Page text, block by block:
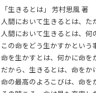
「生きるとは」 芳村思風 著
人間において生きるとは、た
人間において生きるとは、何
この命をどう生かすかという
命を生かすとは、何かに命を
だから、生きるとは、命をか
命の最高のよろこびは、命を